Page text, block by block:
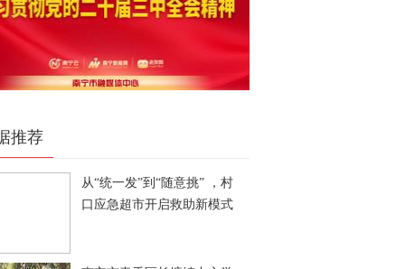
推荐
从“统一发”到“随意挑” ，村
口应急超市开启救助新模式